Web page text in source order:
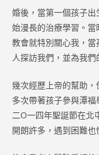
婚後，當第一個孩子
始漫長的治療學習。
教會就特別關心我，
人探訪我們，並為我們
幾次經歷上帝的幫助
多次帶著孩子參與潭
二O一四年聖誕節在北
開朗許多，遇到困難也